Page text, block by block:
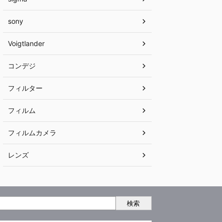
sony
Voigtlander
コンデジ
フィルター
フィルム
フィルムカメラ
レンズ
検索